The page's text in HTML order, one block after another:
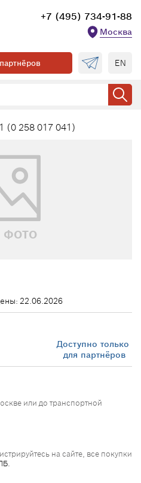
+7 (495) 734-91-88
Москва
EN
(0 258 017 041)
ФОТО
22.06.2026
Доступно только
для партнёров
или до транспортной
на сайте, все покупки